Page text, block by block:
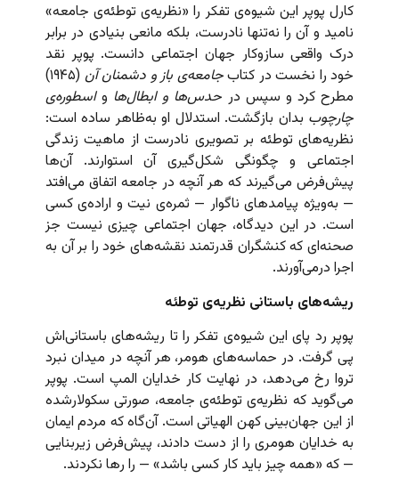
کارل پوپر این شیوه‌ی تفکر را «نظریه‌ی توطئه‌ی جامعه»
نامید و آن را نه‌تنها نادرست، بلکه مانعی بنیادی در برابر
درک واقعی سازوکار جهان اجتماعی دانست. پوپر نقد
خود را نخست در کتابجامعه‌ی باز و دشمنان آن
(۱۹۴۵)
مطرح کرد و سپس در حدس‌ها و ابطال‌ها واسطوره‌ی
چارچوب بدان بازگشت. استدلال او به‌ظاهر ساده است:
نظریه‌های توطئه بر تصویری نادرست از ماهیت زندگی
اجتماعی و چگونگی شکل‌گیری آن استوارند. آن‌ها
پیش‌فرض می‌گیرند که هر آنچه در جامعه اتفاق می‌افتد
— به‌ویژه پیامدهای ناگوار — ثمره‌ی نیت و اراده‌ی کسی
است. در این دیدگاه، جهان اجتماعی چیزی نیست جز
صحنه‌ای که کنشگران قدرتمند نقشه‌های خود را بر آن به
اجرا درمی‌آورند.
ریشه‌های باستانی نظریه‌ی توطئه
پوپر رد پای این شیوه‌ی تفکر را تا ریشه‌های باستانی‌اش
پی گرفت. در حماسه‌های هومر، هر آنچه در میدان نبرد
تروا رخ می‌دهد، در نهایت کار خدایان المپ است. پوپر
می‌گوید که نظریه‌ی توطئه‌ی جامعه، صورتی سکولارشده
از این جهان‌بینی کهن الهیاتی است. آن‌گاه که مردم ایمان
به خدایان هومری را از دست دادند، پیش‌فرض زیربنایی
— که «همه چیز باید کار کسی باشد» — را رها نکردند.